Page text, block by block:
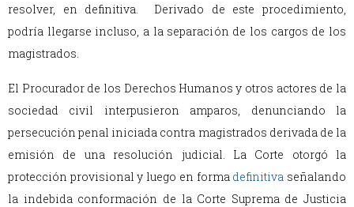
resolver, en definitiva. Derivado de este procedimiento,
podría llegarse incluso, a la separación de los cargos de los
magistrados.
El Procurador de los Derechos Humanos y otros actores de la
sociedad civil interpusieron amparos, denunciando la
persecución penal iniciada contra magistrados derivada de la
emisión de una resolución judicial. La Corte otorgó la
protección provisional y luego en forma definitiva señalando
la indebida conformación de la Corte Suprema de Justicia